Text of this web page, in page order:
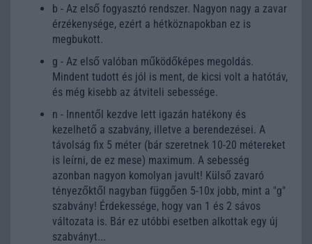
b - Az első fogyasztó rendszer. Nagyon nagy a zavar
érzékenysége, ezért a hétköznapokban ez is
megbukott.
g - Az első valóban működőképes megoldás.
Mindent tudott és jól is ment, de kicsi volt a hatótáv,
és még kisebb az átviteli sebessége.
n - Innentől kezdve lett igazán hatékony és
kezelhető a szabvány, illetve a berendezései. A
távolság fix 5 méter (bár szeretnek 10-20 métereket
is leírni, de ez mese) maximum. A sebesség
azonban nagyon komolyan javult! Külső zavaró
tényezőktől nagyban függően 5-10x jobb, mint a "g"
szabvány! Érdekessége, hogy van 1 és 2 sávos
változata is. Bár ez utóbbi esetben alkottak egy új
szabványt...